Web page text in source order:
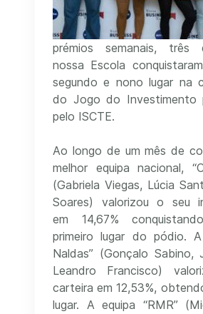
prémios semanais, três
nossa Escola
segundo e nono lugar na
do Jogo do Investimento
pelo ISCTE.
Ao longo de um mês de
melhor equipa nacional,
(Gabriela Viegas, Lúcia
Soares) valorizou o seu
em 14,67%
primeiro lugar do pódio. A
Naldas” (Gonçalo Sabino,
Leandro Francisco)
carteira em 12,53%,
lugar. A equipa “RMR”